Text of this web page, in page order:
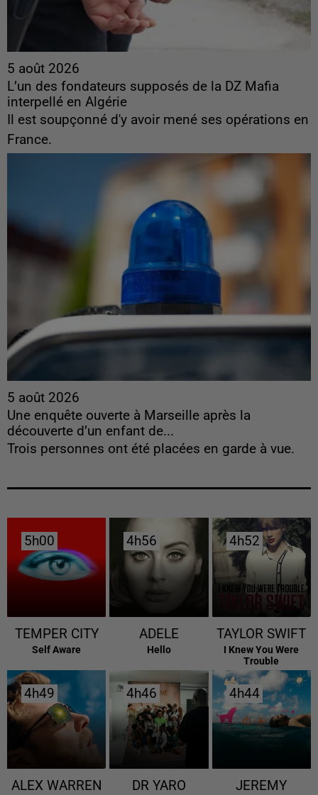
5 août 2026
L’un des fondateurs supposés de la DZ Mafia
interpellé en Algérie
Il est soupçonné d'y avoir mené ses opérations en
France.
5 août 2026
Une enquête ouverte à Marseille après la
découverte d’un enfant de...
Trois personnes ont été placées en garde à vue.
5h00
5h00
TEMPER CITY
Self Aware
4h56
4h56
ADELE
Hello
4h52
4h52
TAYLOR SWIFT
I Knew You Were
Trouble
4h49
4h49
ALEX WARREN
4h46
4h46
DR YARO
4h44
4h44
JEREMY